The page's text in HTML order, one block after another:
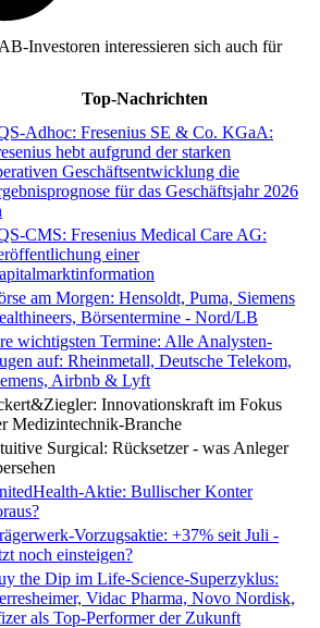
Investoren interessieren sich auch für
Top-Nachrichten
Adhoc: Fresenius SE & Co. KGaA:
hebt aufgrund der starken
Geschäftsentwicklung die
für das Geschäftsjahr 2026
CMS: Fresenius Medical Care AG:
einer
am Morgen: Hensoldt, Puma, Siemens
Börsentermine - Nord/LB
wichtigsten Termine: Alle Analysten-
auf: Rheinmetall, Deutsche Telekom,
Airbnb & Lyft
Innovationskraft im Fokus
Medizintechnik-Branche
Surgical: Rücksetzer - was Anleger
Aktie: Bullischer Konter
Vorzugsaktie: +37% seit Juli -
noch einsteigen?
the Dip im Life-Science-Superzyklus:
Vidac Pharma, Novo Nordisk,
als Top-Performer der Zukunft